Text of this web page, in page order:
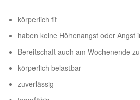
körperlich fit
haben keine Höhenangst oder Angst
Bereitschaft auch am Wochenende
körperlich belastbar
zuverlässig